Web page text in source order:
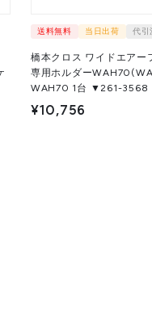
送料無料 当日出荷 代引
橋本クロス ワイドエアー
専用ホルダー
WAH70 1台 ▼261-3568
¥10,756